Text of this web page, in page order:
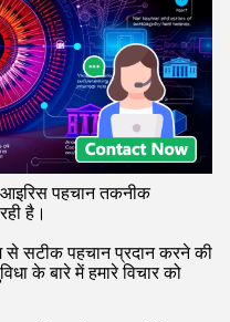
आइरिस पहचान तकनीक
है।
से सटीक पहचान प्रदान करने की
के बारे में हमारे विचार को